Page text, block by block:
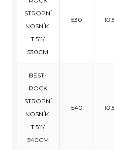
STROPNÍ
NOSNÍK
T 511/
530CM
530
BEST-
ROCK
STROPNÍ
NOSNÍK
T 511/
540CM
540